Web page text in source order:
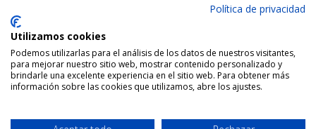
hola@weddingstudio.es
Política de privacidad
Utilizamos cookies
Podemos utilizarlas para el análisis de los datos de nuestros visitantes,
para mejorar nuestro sitio web, mostrar contenido personalizado y
brindarle una excelente experiencia en el sitio web. Para obtener más
información sobre las cookies que utilizamos, abre los ajustes.